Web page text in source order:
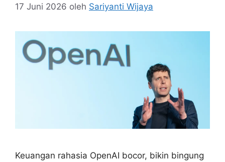
17 Juni 2026 oleh Sariyanti Wijaya
Keuangan rahasia OpenAI bocor, bikin bingung